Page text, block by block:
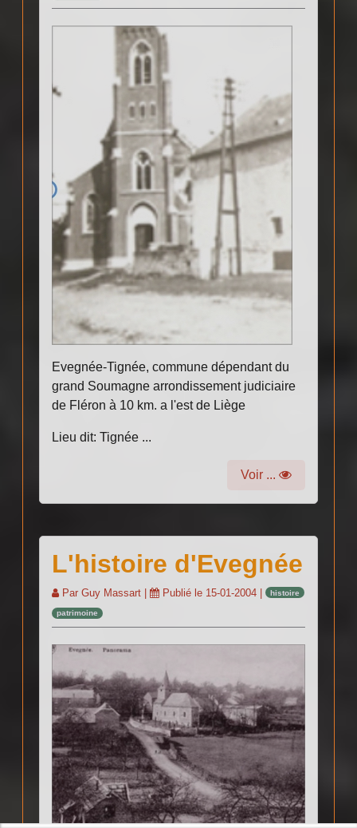
Evegnée-Tignée, commune dépendant du
grand Soumagne arrondissement judiciaire
de Fléron à 10 km. a l'est de Liège
Lieu dit: Tignée ...
Voir ...
L'histoire d'Evegnée
ParGuy Massart | Publié le 15-01-2004 | histoire
patrimoine